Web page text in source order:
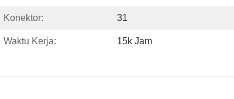
Konektor: 31
Waktu Kerja: 15k Jam